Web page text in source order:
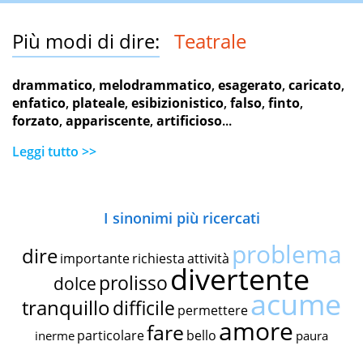
Più modi di dire: Teatrale
drammatico, melodrammatico,esagerato,caricato,
enfatico, plateale,esibizionistico,falso,finto,
forzato,appariscente,artificioso...
Leggi tutto >>
I sinonimi più ricercati
dire importante richiestaattività problema
dolce prolissodivertente
tranquillodifficile permettereacume
inerme particolarefare bello amore paura